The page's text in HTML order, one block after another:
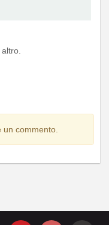
commento.